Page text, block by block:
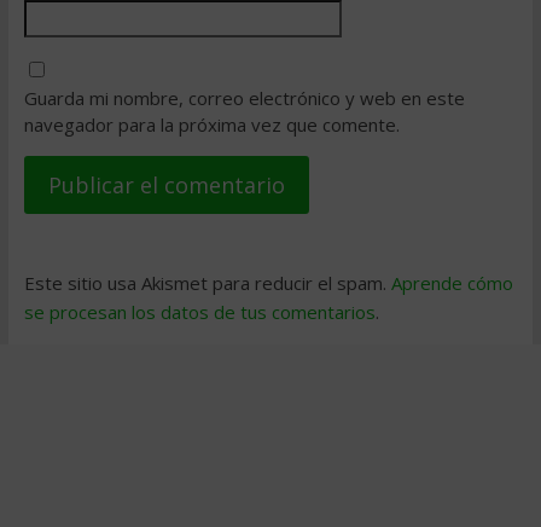
Guarda mi nombre, correo electrónico y web en este
navegador para la próxima vez que comente.
Este sitio usa Akismet para reducir el spam. Aprende cómo
se procesan los datos de tus comentarios.